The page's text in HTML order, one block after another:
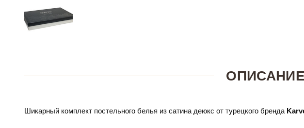
Шикарный комплект постельного белья из сатина деюкс от турецкого бренда